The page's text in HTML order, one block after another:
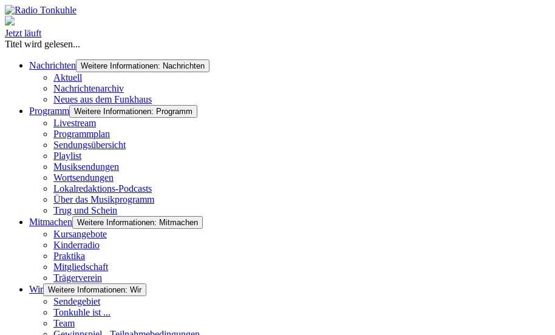
Jetzt läuft
Titel wird gelesen...
Nachrichten Weitere Informationen: Nachrichten
Aktuell
Nachrichtenarchiv
Neues aus dem Funkhaus
Programm Weitere Informationen: Programm
Livestream
Programmplan
Sendungsübersicht
Playlist
Musiksendungen
Wortsendungen
Lokalredaktions-Podcasts
Über das Musikprogramm
Trug und Schein
Mitmachen Weitere Informationen: Mitmachen
Kursangebote
Kinderradio
Praktika
Mitgliedschaft
Trägerverein
Wir Weitere Informationen: Wir
Sendegebiet
Tonkuhle ist ...
Team